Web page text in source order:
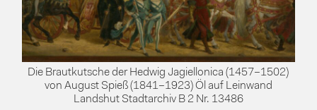
Die Brautkutsche der Hedwig Jagiellonica (1457–1502)
von August Spieß (1841–1923) Öl auf Leinwand
Landshut Stadtarchiv B 2 Nr. 13486